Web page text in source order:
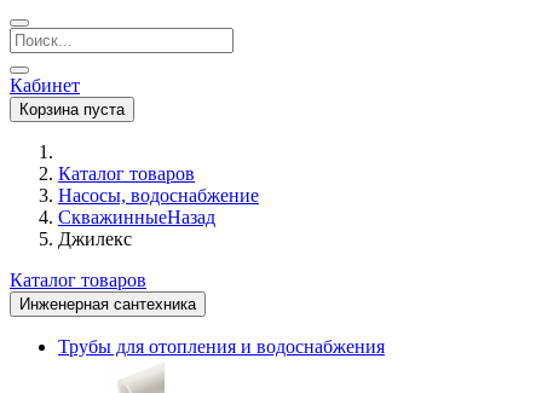
Кабинет
Корзина пуста
Каталог товаров
Насосы, водоснабжение
СкважинныеНазад
Джилекс
Каталог товаров
Инженерная сантехника
Трубы для отопления и водоснабжения